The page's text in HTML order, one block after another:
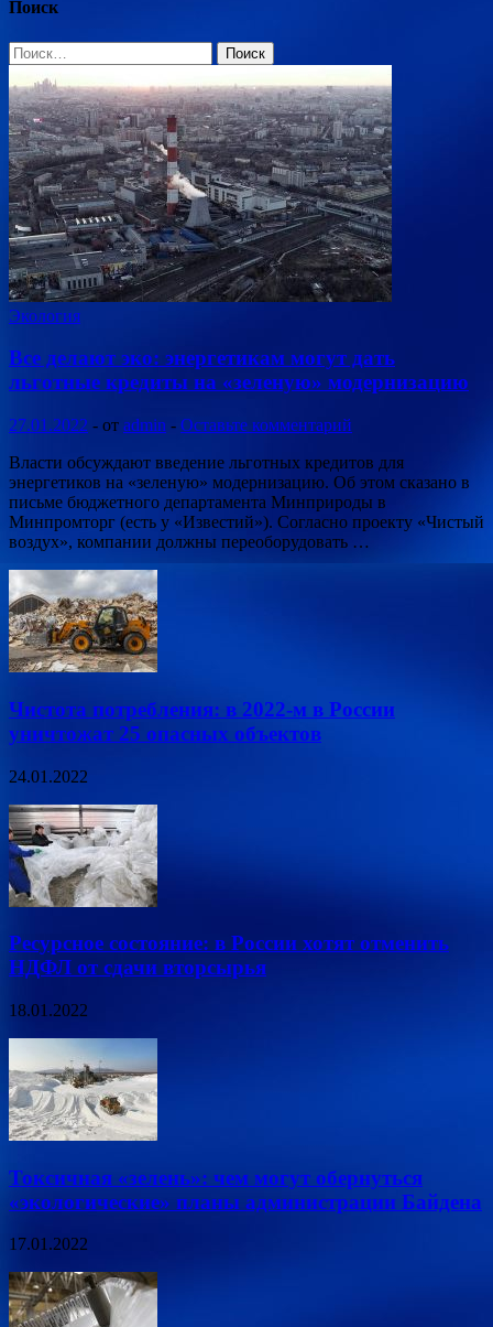
Поиск
Найти:
Экология
Все делают эко: энергетикам могут дать
льготные кредиты на «зеленую» модернизацию
27.01.2022 - от admin - Оставьте комментарий
Власти обсуждают введение льготных кредитов для
энергетиков на «зеленую» модернизацию. Об этом сказано в
письме бюджетного департамента Минприроды в
Минпромторг (есть у «Известий»). Согласно проекту «Чистый
воздух», компании должны переоборудовать …
Чистота потребления: в 2022-м в России
уничтожат 25 опасных объектов
24.01.2022
Ресурсное состояние: в России хотят отменить
НДФЛ от сдачи вторсырья
18.01.2022
Токсичная «зелень»: чем могут обернуться
«экологические» планы администрации Байдена
17.01.2022